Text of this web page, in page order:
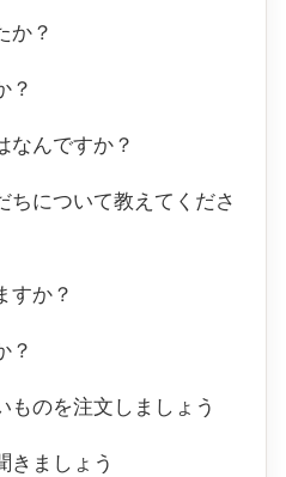
か？
？
んですか？
について教えてくださ
すか？
？
のを注文しましょう
ましょう